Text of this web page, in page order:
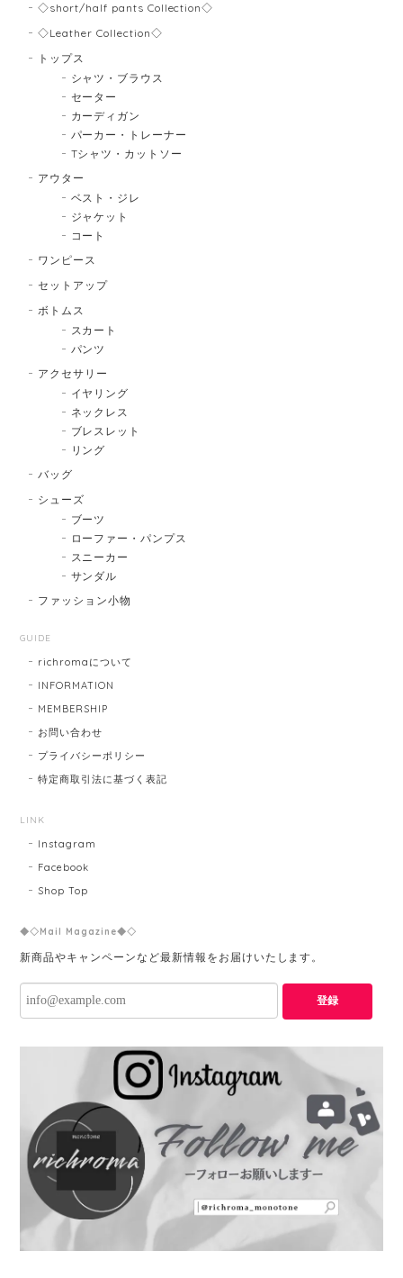
◇short/half pants Collection◇
◇Leather Collection◇
トップス
シャツ・ブラウス
セーター
カーディガン
パーカー・トレーナー
Tシャツ・カットソー
アウター
ベスト・ジレ
ジャケット
コート
ワンピース
セットアップ
ボトムス
スカート
パンツ
アクセサリー
イヤリング
ネックレス
ブレスレット
リング
バッグ
シューズ
ブーツ
ローファー・パンプス
スニーカー
サンダル
ファッション小物
GUIDE
richromaについて
INFORMATION
MEMBERSHIP
お問い合わせ
プライバシーポリシー
特定商取引法に基づく表記
LINK
Instagram
Facebook
Shop Top
◆◇Mail Magazine◆◇
新商品やキャンペーンなど最新情報をお届けいたします。
登録